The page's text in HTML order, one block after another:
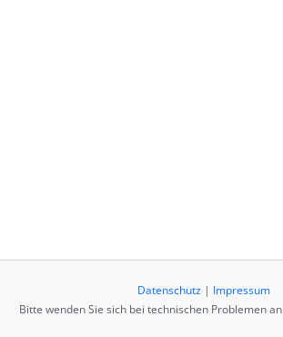
Datenschutz | Impressum
Bitte wenden Sie sich bei technischen Problemen an